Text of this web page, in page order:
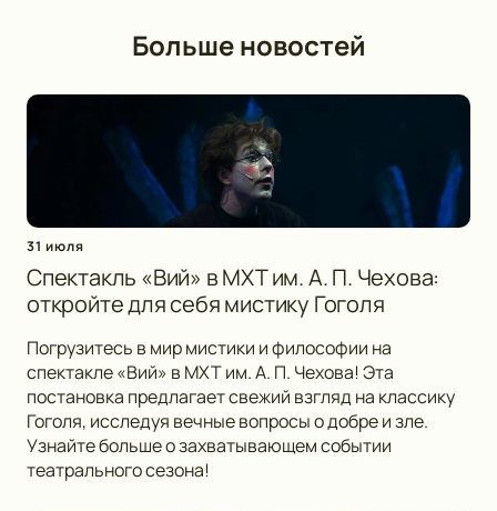
Больше новостей
31 июля
Спектакль «Вий» в МХТ им. А. П. Чехова:
откройте для себя мистику Гоголя
Погрузитесь в мир мистики и философии на
спектакле «Вий» в МХТ им. А. П. Чехова! Эта
постановка предлагает свежий взгляд на классику
Гоголя, исследуя вечные вопросы о добре и зле.
Узнайте больше о захватывающем событии
театрального сезона!